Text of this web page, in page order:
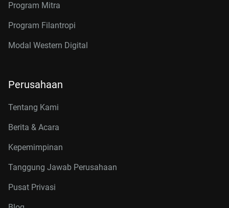
Program Mitra
Program Filantropi
Modal Western Digital
Perusahaan
Tentang Kami
Berita & Acara
Kepemimpinan
Tanggung Jawab Perusahaan
Pusat Privasi